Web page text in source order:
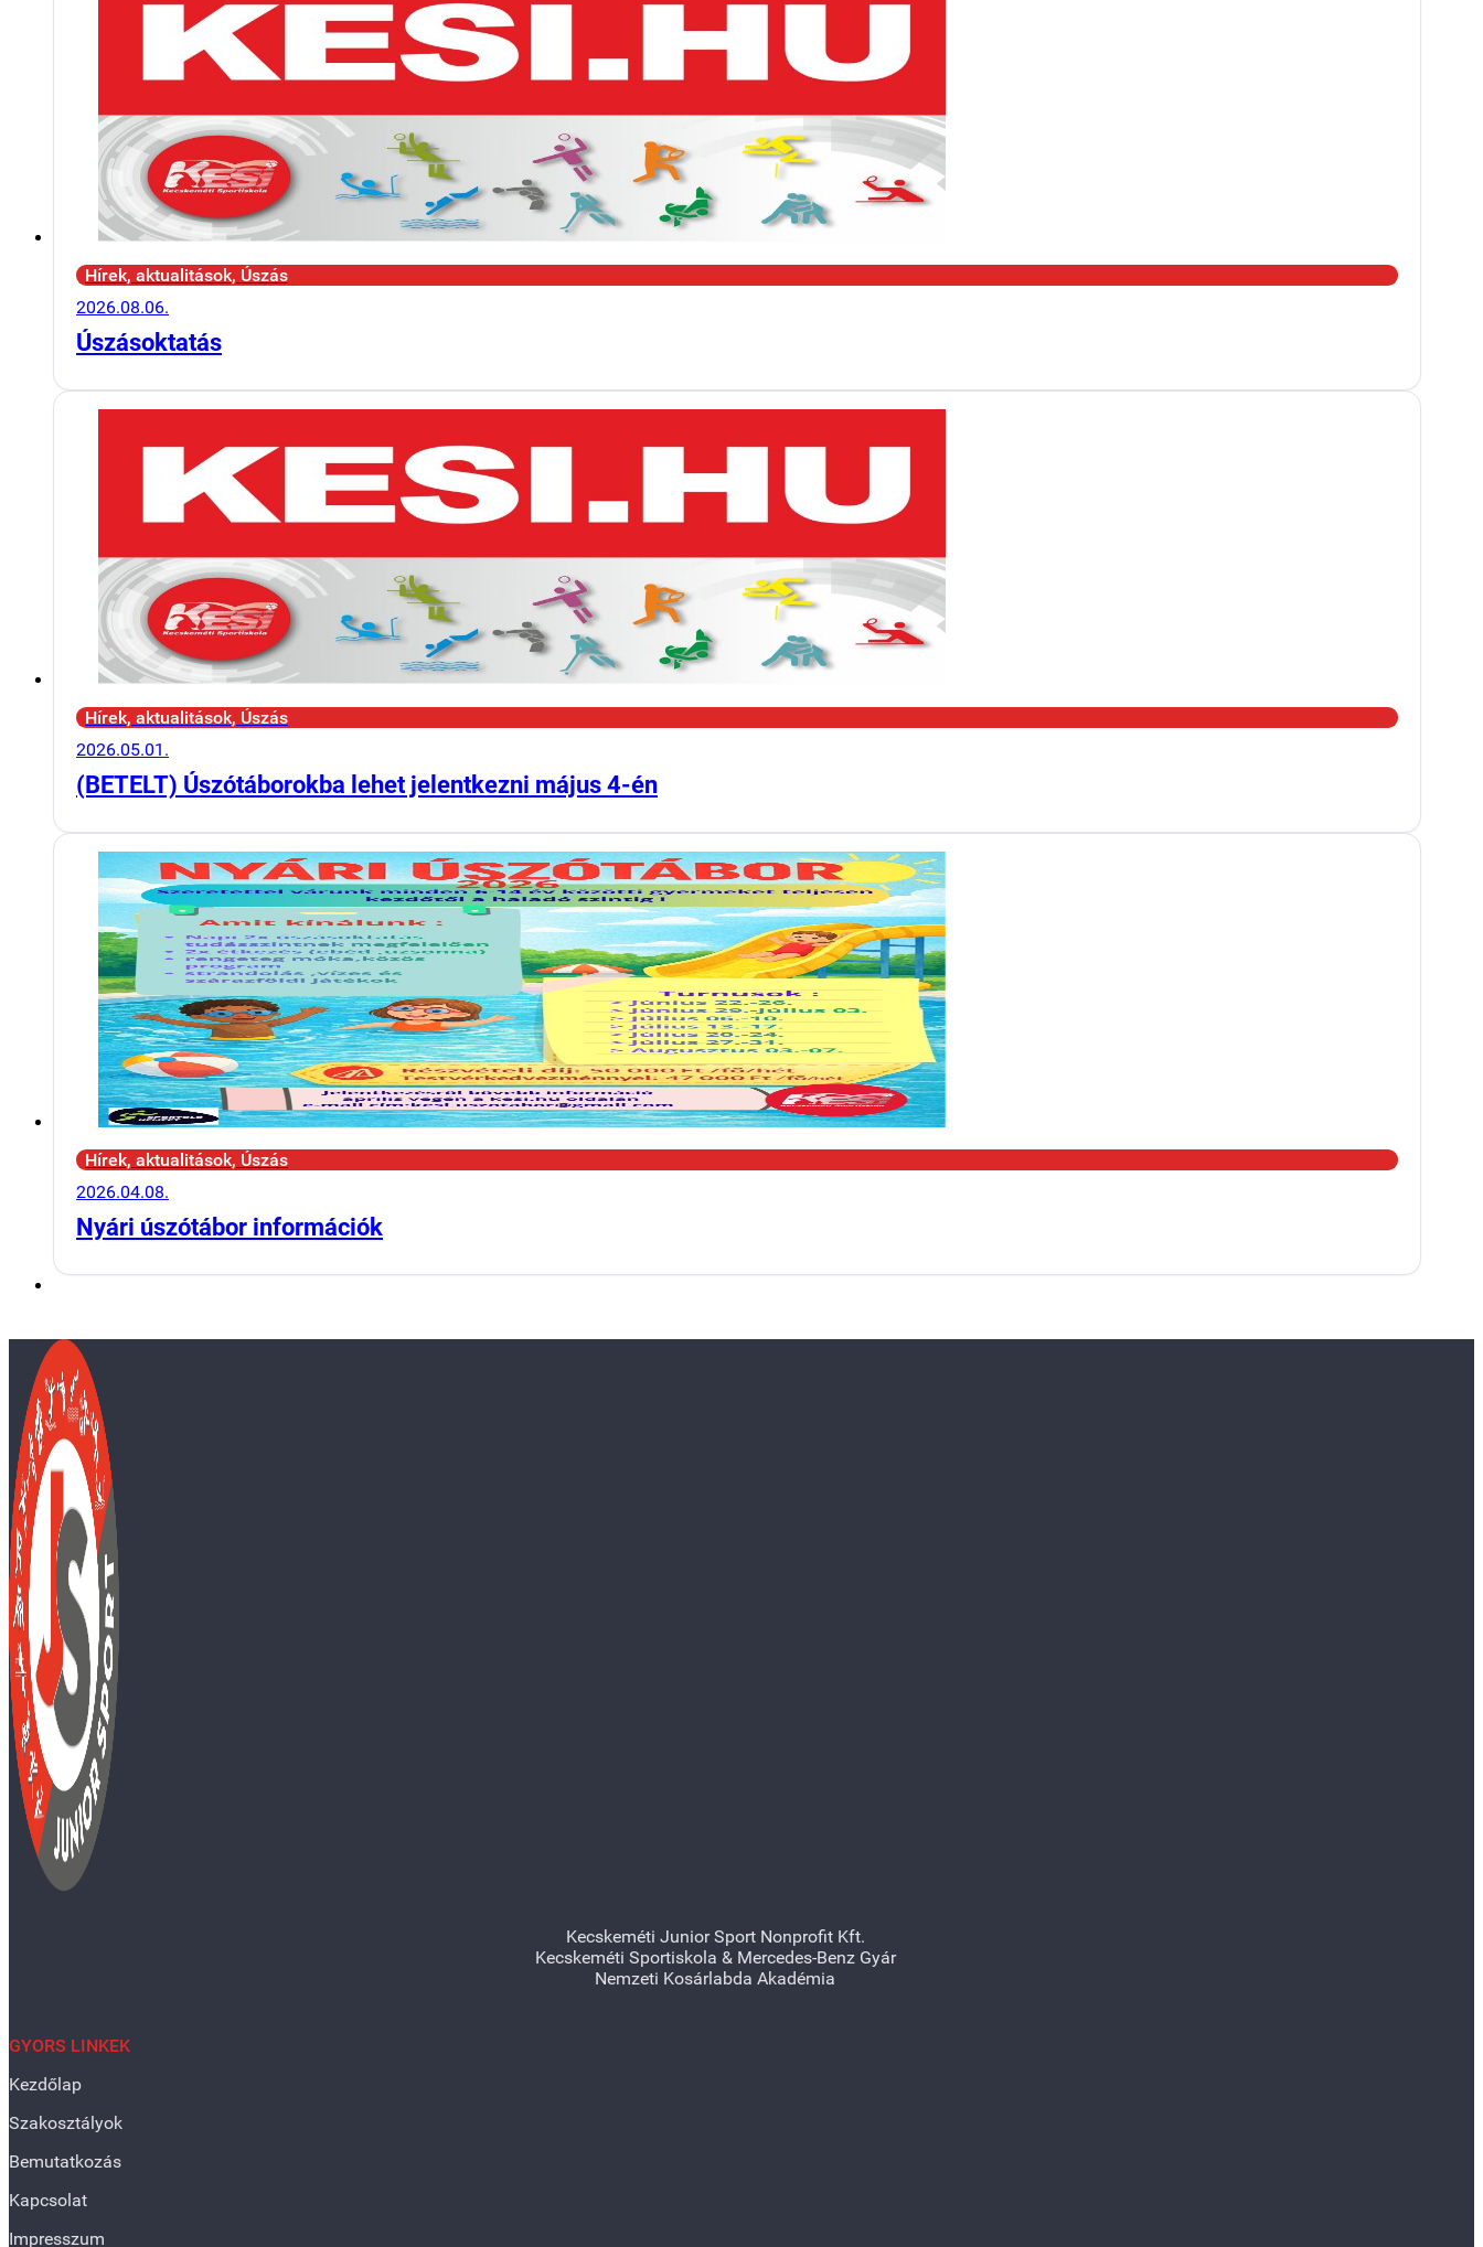
Hírek, aktualitások, Úszás
2026.08.06.
Úszásoktatás
Hírek, aktualitások, Úszás
2026.05.01.
(BETELT) Úszótáborokba lehet jelentkezni május 4-én
Hírek, aktualitások, Úszás
2026.04.08.
Nyári úszótábor információk
Kecskeméti Junior Sport Nonprofit Kft.
Kecskeméti Sportiskola & Mercedes-Benz Gyár
Nemzeti Kosárlabda Akadémia
GYORS LINKEK
Kezdőlap
Szakosztályok
Bemutatkozás
Kapcsolat
Impresszum